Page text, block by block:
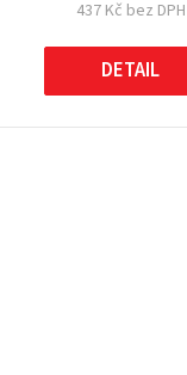
437 Kč bez DPH
DETAIL